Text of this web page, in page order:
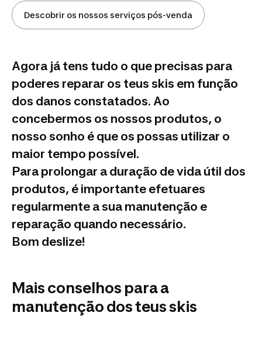
Descobrir os nossos serviços pós-venda
Agora já tens tudo o que precisas para
poderes reparar os teus skis em função
dos danos constatados. Ao
concebermos os nossos produtos, o
nosso sonho é que os possas utilizar o
maior tempo possível.
Para prolongar a duração de vida útil dos
produtos, é importante efetuares
regularmente a sua manutenção e
reparação quando necessário.
Bom deslize!
Mais conselhos para a
manutenção dos teus skis